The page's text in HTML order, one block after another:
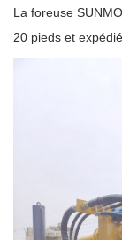
La foreuse
20 pieds et